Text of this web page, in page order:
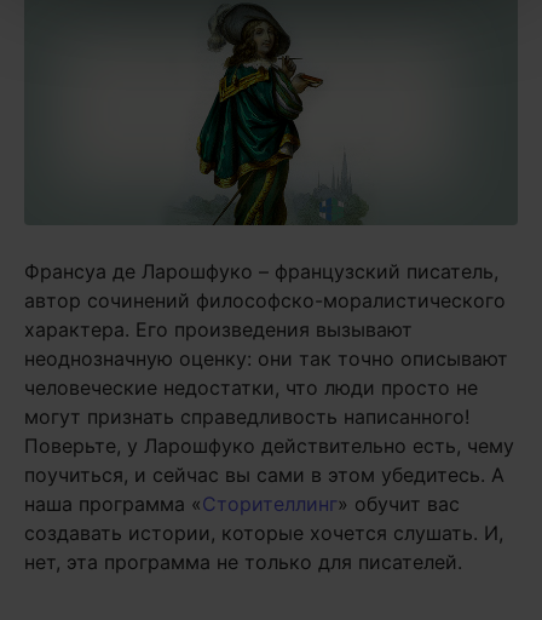
Франсуа де Ларошфуко – французский писатель,
автор сочинений философско-моралистического
характера. Его произведения вызывают
неоднозначную оценку: они так точно описывают
человеческие недостатки, что люди просто не
могут признать справедливость написанного!
Поверьте, у Ларошфуко действительно есть, чему
поучиться, и сейчас вы сами в этом убедитесь. А
наша программа «Сторителлинг» обучит вас
создавать истории, которые хочется слушать. И,
нет, эта программа не только для писателей.